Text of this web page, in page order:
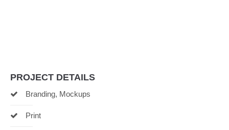
PROJECT DETAILS
Branding, Mockups
Print